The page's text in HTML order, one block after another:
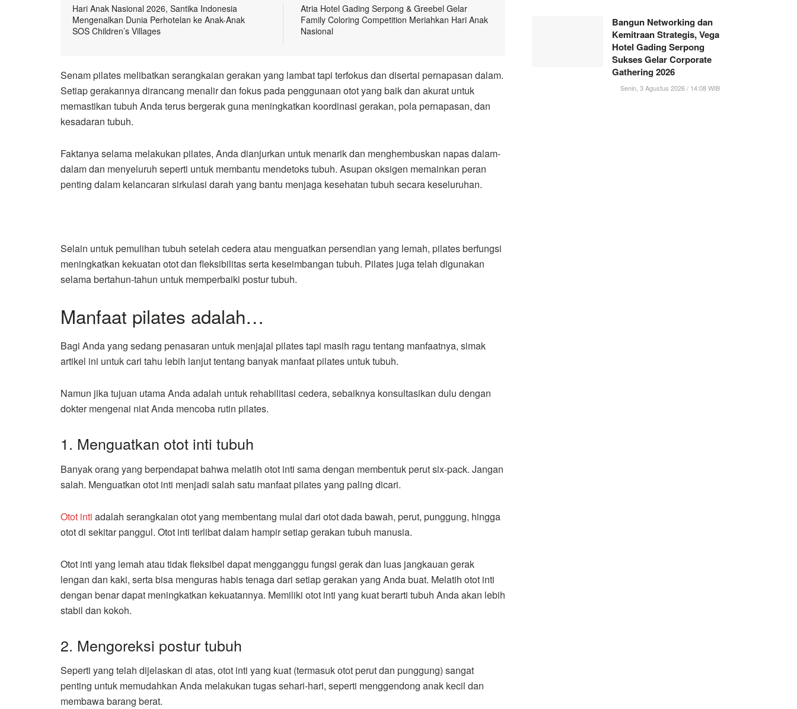
Hari Anak Nasional 2026, Santika Indonesia
Mengenalkan Dunia Perhotelan ke Anak-Anak
SOS Children’s Villages
Atria Hotel Gading Serpong & Greebel Gelar
Family Coloring Competition Meriahkan Hari Anak
Nasional
Senam pilates melibatkan serangkaian gerakan yang lambat tapi terfokus dan disertai pernapasan dalam.
Setiap gerakannya dirancang menalir dan fokus pada penggunaan otot yang baik dan akurat untuk
memastikan tubuh Anda terus bergerak guna meningkatkan koordinasi gerakan, pola pernapasan, dan
kesadaran tubuh.
Faktanya selama melakukan pilates, Anda dianjurkan untuk menarik dan menghembuskan napas dalam-
dalam dan menyeluruh seperti untuk membantu mendetoks tubuh. Asupan oksigen memainkan peran
penting dalam kelancaran sirkulasi darah yang bantu menjaga kesehatan tubuh secara keseluruhan.
Selain untuk pemulihan tubuh setelah cedera atau menguatkan persendian yang lemah, pilates berfungsi
meningkatkan kekuatan otot dan fleksibilitas serta keseimbangan tubuh. Pilates juga telah digunakan
selama bertahun-tahun untuk memperbaiki postur tubuh.
Manfaat pilates adalah…
Bagi Anda yang sedang penasaran untuk menjajal pilates tapi masih ragu tentang manfaatnya, simak
artikel ini untuk cari tahu lebih lanjut tentang banyak manfaat pilates untuk tubuh.
Namun jika tujuan utama Anda adalah untuk rehabilitasi cedera, sebaiknya konsultasikan dulu dengan
dokter mengenai niat Anda mencoba rutin pilates.
1. Menguatkan otot inti tubuh
Banyak orang yang berpendapat bahwa melatih otot inti sama dengan membentuk perut six-pack. Jangan
salah. Menguatkan otot inti menjadi salah satu manfaat pilates yang paling dicari.
Otot inti adalah serangkaian otot yang membentang mulai dari otot dada bawah, perut, punggung, hingga
otot di sekitar panggul. Otot inti terlibat dalam hampir setiap gerakan tubuh manusia.
Otot inti yang lemah atau tidak fleksibel dapat mengganggu fungsi gerak dan luas jangkauan gerak
lengan dan kaki, serta bisa menguras habis tenaga dari setiap gerakan yang Anda buat. Melatih otot inti
dengan benar dapat meningkatkan kekuatannya. Memiliki otot inti yang kuat berarti tubuh Anda akan lebih
stabil dan kokoh.
2. Mengoreksi postur tubuh
Seperti yang telah dijelaskan di atas, otot inti yang kuat (termasuk otot perut dan punggung) sangat
penting untuk memudahkan Anda melakukan tugas sehari-hari, seperti menggendong anak kecil dan
membawa barang berat.
Bangun Networking dan
Kemitraan Strategis, Vega
Hotel Gading Serpong
Sukses Gelar Corporate
Gathering 2026
Senin, 3 Agustus 2026 / 14:08 WIB